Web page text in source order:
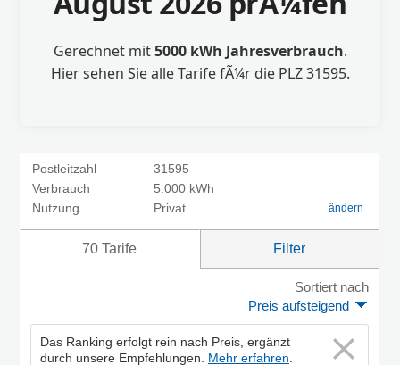
Gerechnet mit5000 kWh Jahresverbrauch.
Hier sehen Sie alle Tarife fÃ¼r die PLZ 31595.